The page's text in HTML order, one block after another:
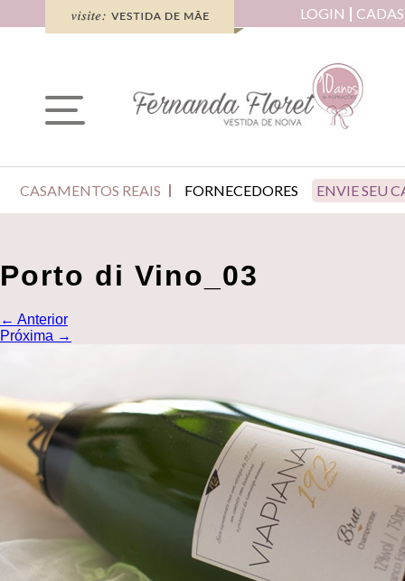
LOGIN
CASAMENTOS REAIS FORNECEDORES ENVIE SEU
Porto di Vino_03
← Anterior
Próxima →